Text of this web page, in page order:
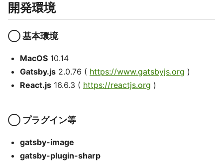
開発環境
◯ 基本環境
MacOS 10.14
Gatsby.js 2.0.76 ( https://www.gatsbyjs.org )
React.js 16.6.3 ( https://reactjs.org )
◯ プラグイン等
gatsby-image
gatsby-plugin-sharp